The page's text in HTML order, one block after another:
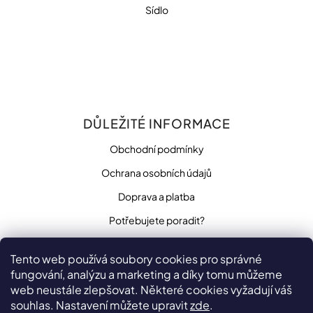
Tento web používá soubory cookies pro správné
fungování, analýzu a marketing a díky tomu můžeme
web neustále zlepšovat. Některé cookies vyžadují váš
souhlas. Nastavení můžete upravitzde.
Sídlo
DŮLEŽITÉ INFORMACE
Obchodní podmínky
Ochrana osobních údajů
Doprava a platba
Potřebujete poradit?
SLEDUJTE NÁS